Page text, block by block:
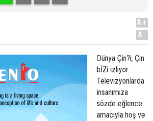
A+
A-
Dünya Çin?i, Çin
bİZi izliyor.
Televizyonlarda
insanımıza
sözde eğlence
amacıyla hoş ve